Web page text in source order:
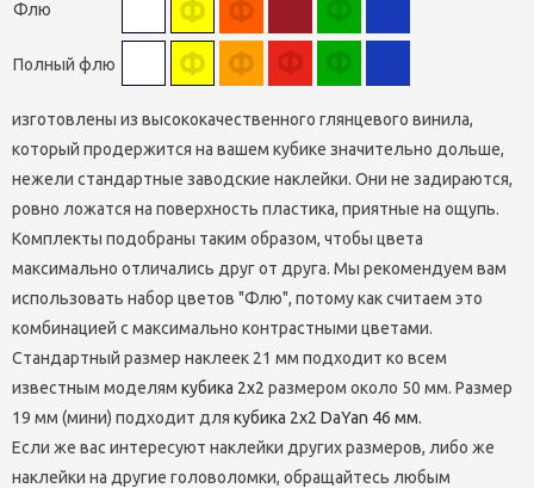
Флю
Полный флю
изготовлены из высококачественного глянцевого винила,
который продержится на вашем кубике значительно дольше,
нежели стандартные заводские наклейки. Они не задираются,
ровно ложатся на поверхность пластика, приятные на ощупь.
Комплекты подобраны таким образом, чтобы цвета
максимально отличались друг от друга. Мы рекомендуем вам
использовать набор цветов "Флю", потому как считаем это
комбинацией с максимально контрастными цветами.
Стандартный размер наклеек 21 мм подходит ко всем
известным моделям кубика 2х2 размером около 50 мм. Размер
19 мм (мини) подходит для кубика 2х2 DaYan 46 мм.
Если же вас интересуют наклейки других размеров, либо же
наклейки на другие головоломки, обращайтесь любым